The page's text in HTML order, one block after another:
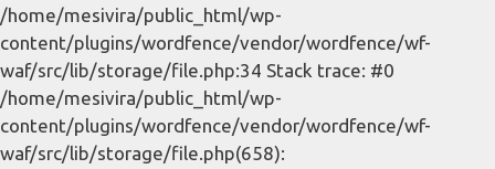
/home/mesivira/public_html/wp-
content/plugins/wordfence/vendor/wordfence/wf-
waf/src/lib/storage/file.php:34 Stack trace: #0
/home/mesivira/public_html/wp-
content/plugins/wordfence/vendor/wordfence/wf-
waf/src/lib/storage/file.php(658):